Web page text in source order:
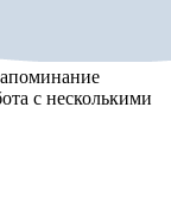
с несколькими